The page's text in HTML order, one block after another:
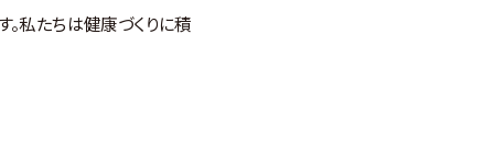
私たちは健康づくりに積